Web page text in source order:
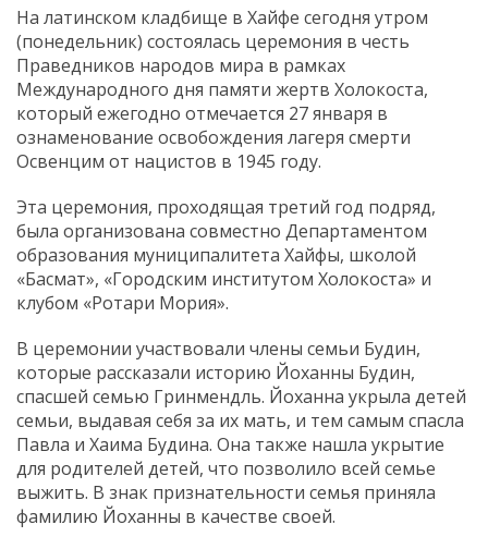
На латинском кладбище в Хайфе сегодня утром
(понедельник) состоялась церемония в честь
Праведников народов мира в рамках
Международного дня памяти жертв Холокоста,
который ежегодно отмечается 27 января в
ознаменование освобождения лагеря смерти
Освенцим от нацистов в 1945 году.
Эта церемония, проходящая третий год подряд,
была организована совместно Департаментом
образования муниципалитета Хайфы, школой
«Басмат», «Городским институтом Холокоста» и
клубом «Ротари Мория».
В церемонии участвовали члены семьи Будин,
которые рассказали историю Йоханны Будин,
спасшей семью Гринмендль. Йоханна укрыла детей
семьи, выдавая себя за их мать, и тем самым спасла
Павла и Хаима Будина. Она также нашла укрытие
для родителей детей, что позволило всей семье
выжить. В знак признательности семья приняла
фамилию Йоханны в качестве своей.